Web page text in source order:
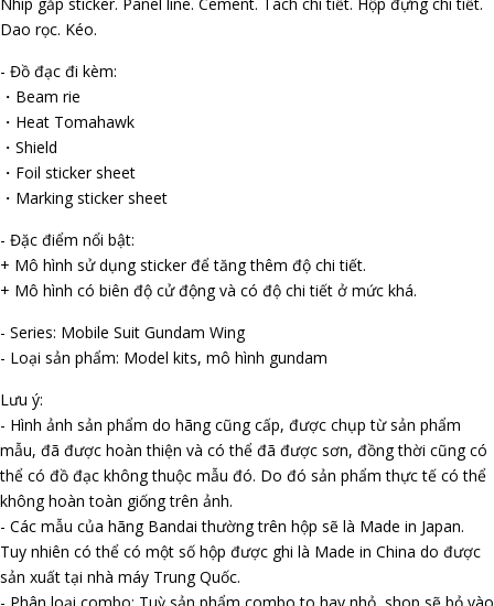
Dao rọc. Kéo.
- Đồ đạc đi kèm:
・Beam rifle
・Heat Tomahawk
・Shield
・Foil sticker sheet
・Marking sticker sheet
- Đặc điểm nổi bật:
+ Mô hình sử dụng sticker để tăng thêm độ chi tiết.
+ Mô hình có biên độ cử động và có độ chi tiết ở mức khá.
- Series: Mobile Suit Gundam Wing
- Loại sản phẩm: Model kits, mô hình gundam
Lưu ý:
- Hình ảnh sản phẩm do hãng cũng cấp, được chụp từ sản phẩm
mẫu, đã được hoàn thiện và có thể đã được sơn, đồng thời cũng có
thể có đồ đạc không thuộc mẫu đó. Do đó sản phẩm thực tế có thể
không hoàn toàn giống trên ảnh.
- Các mẫu của hãng Bandai thường trên hộp sẽ là Made in Japan.
Tuy nhiên có thể có một số hộp được ghi là Made in China do được
sản xuất tại nhà máy Trung Quốc.